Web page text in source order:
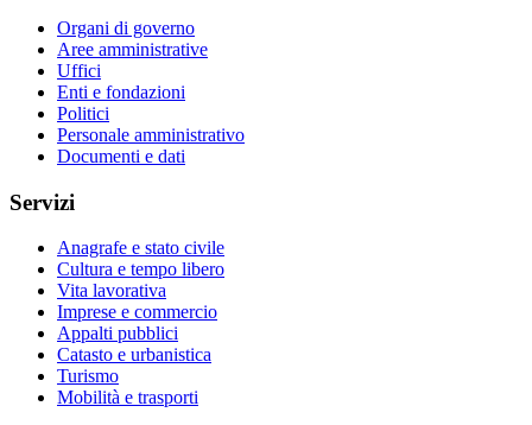
Organi di governo
Aree amministrative
Uffici
Enti e fondazioni
Politici
Personale amministrativo
Documenti e dati
Servizi
Anagrafe e stato civile
Cultura e tempo libero
Vita lavorativa
Imprese e commercio
Appalti pubblici
Catasto e urbanistica
Turismo
Mobilità e trasporti